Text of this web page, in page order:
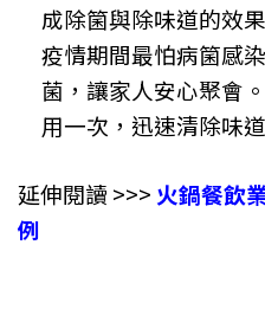
成除箘與除味道的效
疫情期間最怕病箘感
菌，讓家人安心聚會
用一次，迅速清除味
延伸閱讀 >>> 火鍋餐飲
例